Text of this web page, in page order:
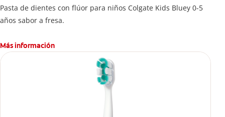
Pasta de dientes con flúor para niños Colgate Kids Bluey 0-5
años sabor a fresa.
Más información